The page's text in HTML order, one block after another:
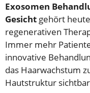
Exosomen
Gesicht gehört
regenerativen
Immer mehr
innovative
das Haarwachstum
Hautstruktur